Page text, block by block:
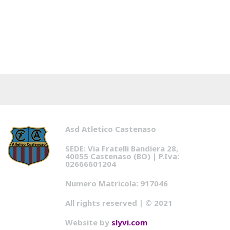
Asd Atletico Castenaso
SEDE: Via Fratelli Bandiera 28,
40055 Castenaso (BO) | P.Iva:
02666601204
Numero Matricola: 917046
All rights reserved | © 2021
Website by slyvi.com